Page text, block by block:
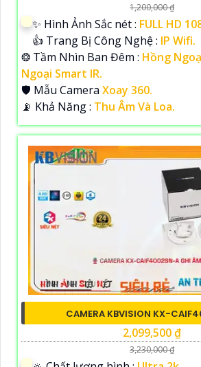
1,200,000 ₫
✨ Hình Ảnh Sắc nét : FULL HD
👍 Trang Bị Công Nghệ : IP Wifi.
❂ Tầm Nhìn Ban Đêm : Hồng
Ngoại Smart IR.
🛡 Mẫu Camera Xoay 360.
️📡 Khả Năng : Thu Âm Và Loa.
CAMERA KBVISION KX-
2,099,500 ₫
3,230,000 ₫